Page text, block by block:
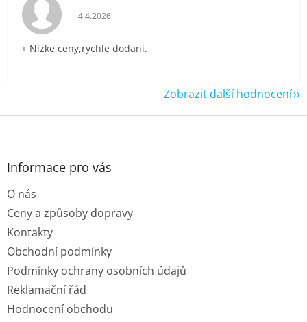
Hodnocení obchodu je 5 z 5 hvězdiček.
4.4.2026
+ Nizke ceny,rychle dodani.
Zobrazit další hodnocení
Z
Informace pro vás
O nás
Ceny a způsoby dopravy
Kontakty
Obchodní podmínky
Podmínky ochrany osobních údajů
Reklamační řád
Hodnocení obchodu